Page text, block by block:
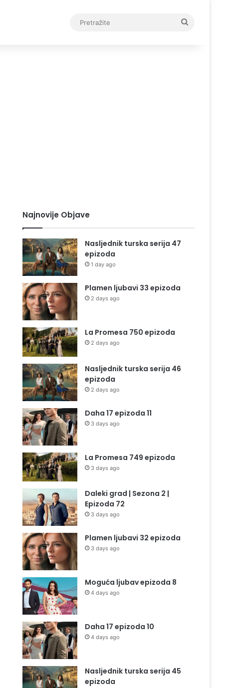
Najnovije Objave
Nasljednik turska serija 47
epizoda
1 day ago
Plamen ljubavi 33 epizoda
2 days ago
La Promesa 750 epizoda
2 days ago
Nasljednik turska serija 46
epizoda
2 days ago
Daha 17 epizoda 11
3 days ago
La Promesa 749 epizoda
3 days ago
Daleki grad | Sezona 2 |
Epizoda 72
3 days ago
Plamen ljubavi 32 epizoda
3 days ago
Moguća ljubav epizoda 8
4 days ago
Daha 17 epizoda 10
4 days ago
Nasljednik turska serija 45
epizoda